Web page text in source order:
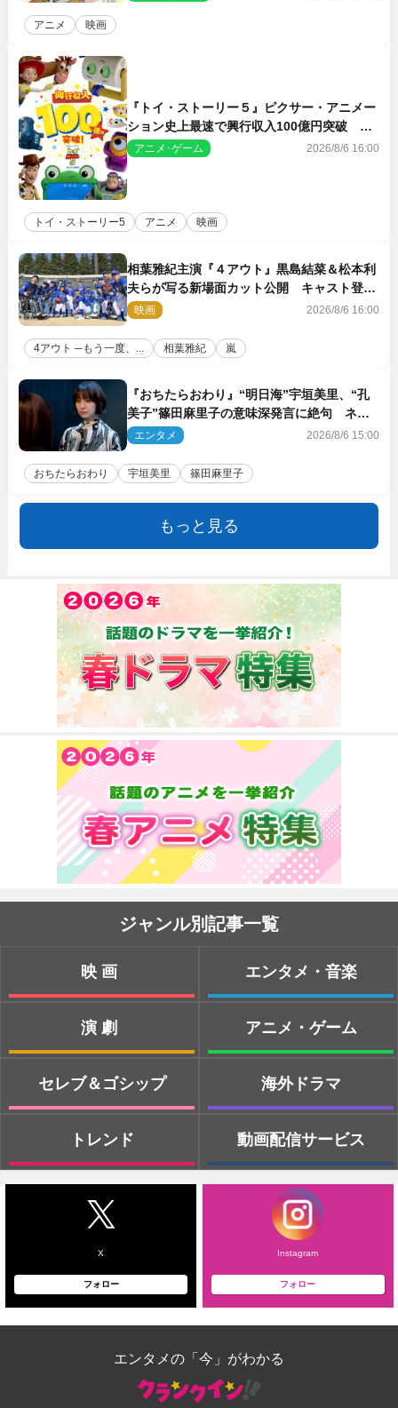
アニメ 映画
『トイ・ストーリー５』ピクサー・アニメー
ション史上最速で興行収入100億円突破 シ
リーズNo.1興収が目前
アニメ･ゲーム 2026/8/6 16:00
トイ・ストーリー5 アニメ 映画
相葉雅紀主演『４アウト』黒島結菜＆松本利
夫らが写る新場面カット公開 キャスト登壇
イベントも決定
映画 2026/8/6 16:00
4アウト ─もう一度、... 相葉雅紀 嵐
『おちたらおわり』“明日海”宇垣美里、“孔
美子”篠田麻里子の意味深発言に絶句 ネッ
ト驚き「まさか」「意外な展開」
エンタメ 2026/8/6 15:00
おちたらおわり 宇垣美里 篠田麻里子
もっと見る
ジャンル別記事一覧
映画
演劇
セレブ＆ゴシップ
トレンド
エンタメ・音楽
アニメ・ゲーム
海外ドラマ
動画配信サービス
X
フォロー
Instagram
フォロー
エンタメの「今」がわかる